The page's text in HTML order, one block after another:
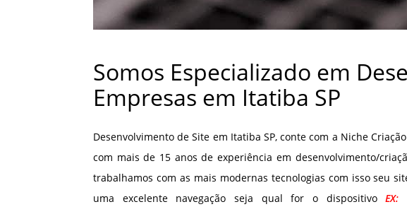
Somos Especializado em
Empresas em Itatiba SP
Desenvolvimento de Site em Itatiba SP, conte com a Niche
com mais de 15 anos de experiência em desenvolvimento/
trabalhamos com as mais modernas tecnologias com isso seu
uma excelente navegação seja qual for o dispositivoEX: